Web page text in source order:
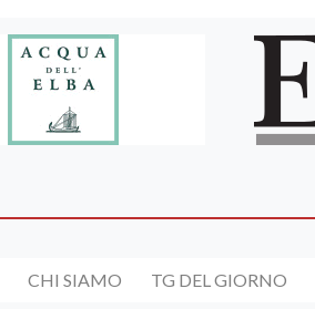
CHI SIAMO TG DEL GIORNO